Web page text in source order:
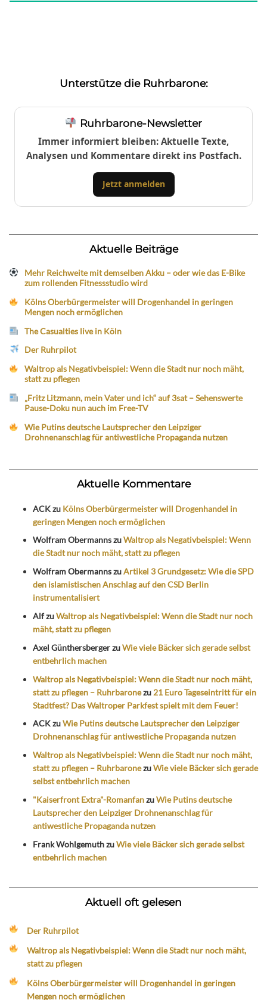
Unterstütze die Ruhrbarone:
Ruhrbarone-Newsletter
Immer informiert bleiben: Aktuelle Texte,
Analysen und Kommentare direkt ins Postfach.
Jetzt anmelden
Aktuelle Beiträge
Mehr Reichweite mit demselben Akku – oder wie das E-Bike
zum rollenden Fitnessstudio wird
Kölns Oberbürgermeister will Drogenhandel in geringen
Mengen noch ermöglichen
The Casualties live in Köln
Der Ruhrpilot
Waltrop als Negativbeispiel: Wenn die Stadt nur noch mäht,
statt zu pflegen
„Fritz Litzmann, mein Vater und ich“ auf 3sat – Sehenswerte
Pause-Doku nun auch im Free-TV
Wie Putins deutsche Lautsprecher den Leipziger
Drohnenanschlag für antiwestliche Propaganda nutzen
Aktuelle Kommentare
ACKzu Kölns Oberbürgermeister will Drogenhandel in
geringen Mengen noch ermöglichen
Wolfram ObermannszuWaltrop als Negativbeispiel: Wenn
die Stadt nur noch mäht, statt zu pflegen
Wolfram ObermannszuArtikel 3 Grundgesetz: Wie die SPD
den islamistischen Anschlag auf den CSD Berlin
instrumentalisiert
AlfzuWaltrop als Negativbeispiel: Wenn die Stadt nur noch
mäht, statt zu pflegen
Axel GünthersbergerzuWie viele Bäcker sich gerade selbst
entbehrlich machen
Waltrop als Negativbeispiel: Wenn die Stadt nur noch mäht,
statt zu pflegen – Ruhrbaronezu 21 Euro Tageseintritt für ein
Stadtfest? Das Waltroper Parkfest spielt mit dem Feuer!
ACKzuWie Putins deutsche Lautsprecher den Leipziger
Drohnenanschlag für antiwestliche Propaganda nutzen
Waltrop als Negativbeispiel: Wenn die Stadt nur noch mäht,
statt zu pflegen – RuhrbaronezuWie viele Bäcker sich gerade
selbst entbehrlich machen
"Kaiserfront Extra"-RomanfanzuWie Putins deutsche
Lautsprecher den Leipziger Drohnenanschlag für
antiwestliche Propaganda nutzen
Frank WohlgemuthzuWie viele Bäcker sich gerade selbst
entbehrlich machen
Aktuell oft gelesen
Der Ruhrpilot
Waltrop als Negativbeispiel: Wenn die Stadt nur noch mäht,
statt zu pflegen
Kölns Oberbürgermeister will Drogenhandel in geringen
Mengen noch ermöglichen